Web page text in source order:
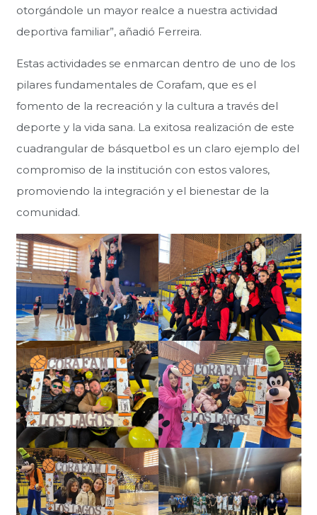
otorgándole un mayor realce a nuestra actividad
deportiva familiar”, añadió Ferreira.
Estas actividades se enmarcan dentro de uno de los
pilares fundamentales de Corafam, que es el
fomento de la recreación y la cultura a través del
deporte y la vida sana. La exitosa realización de este
cuadrangular de básquetbol es un claro ejemplo del
compromiso de la institución con estos valores,
promoviendo la integración y el bienestar de la
comunidad.